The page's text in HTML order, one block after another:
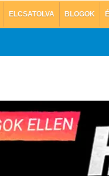
ELCSATOLVA BLOGOK